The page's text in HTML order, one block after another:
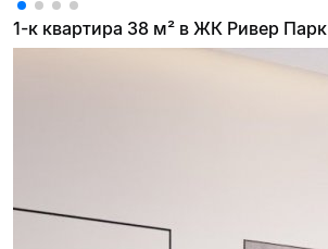
1-к квартира 38 м² в ЖК Ривер Парк